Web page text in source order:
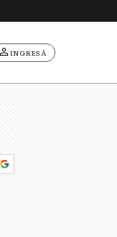
INGRESÁ